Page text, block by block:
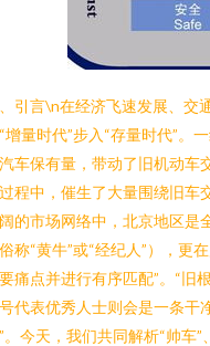
引言\n在经济飞速发展、交
增量时代”步入“存量时代”。
车保有量，带动了旧机动车
程中，催生了大量围绕旧车
的市场网络中，北京地区是
称“黄牛”或“经纪人”），
痛点并进行有序匹配”。“旧
代表优秀人士则会是一条
。今天，我们共同解析“帅车